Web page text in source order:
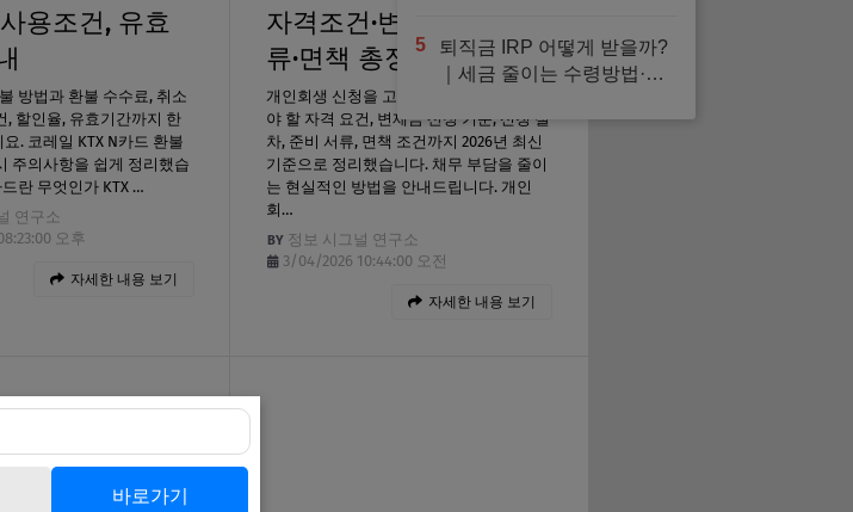
용조건, 유효
방법과 환불 수수료, 취소
, 할인율, 유효기간까지 한
. 코레일 KTX N카드 환불
주의사항을 쉽게 정리했습
드란 무엇인가 KTX …
연구소
오후
자세한 내용 보기
자격조건·변제금·절차·서
류·면책 총정리
개인회생 신청을 고민 중이라면 꼭 확인해
야 할 자격 요건, 변제금 산정 기준, 신청 절
차, 준비 서류, 면책 조건까지 2026년 최신
기준으로 정리했습니다. 채무 부담을 줄이
는 현실적인 방법을 안내드립니다. 개인
회…
정보 시그널 연구소
3/04/2026 10:44:00 오전
자세한 내용 보기
바로가기
5
퇴직금 IRP 어떻게 받을까?
｜세금 줄이는 수령방법·해